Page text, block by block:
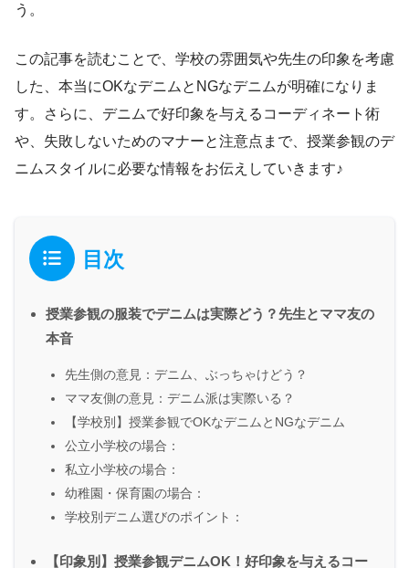
う。
この記事を読むことで、学校の雰囲気や先生の印象を考慮
した、本当にOKなデニムとNGなデニムが明確になりま
す。さらに、デニムで好印象を与えるコーディネート術
や、失敗しないためのマナーと注意点まで、授業参観のデ
ニムスタイルに必要な情報をお伝えしていきます♪
目次
授業参観の服装でデニムは実際どう？先生とママ友の
本音
先生側の意見：デニム、ぶっちゃけどう？
ママ友側の意見：デニム派は実際いる？
【学校別】授業参観でOKなデニムとNGなデニム
公立小学校の場合：
私立小学校の場合：
幼稚園・保育園の場合：
学校別デニム選びのポイント：
【印象別】授業参観デニムOK！好印象を与えるコー